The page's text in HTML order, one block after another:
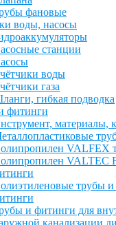
фановые
воды, насосы
станции
воды
газа
гибкая подводка
фитинги
материалы,
VALFEX
VALTEC
трубы
и фитинги для
канализации